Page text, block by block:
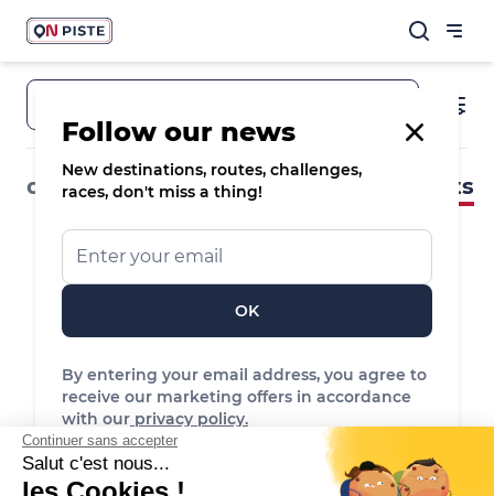
Follow our news
New destinations, routes, challenges,
races, don't miss a thing!
OK
By entering your email address, you agree to
receive our marketing offers in accordance
with our privacy policy.
destinations routes & spots events
No event found
Reset the filters to see more events
Continuer sans accepter
Salut c'est nous...